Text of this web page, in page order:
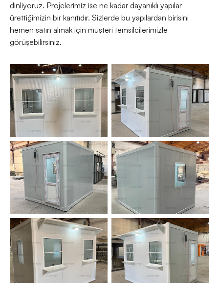
dinliyoruz. Projelerimiz ise ne kadar dayanıklı yapılar
ürettiğimizin bir kanıtıdır. Sizlerde bu yapılardan birisini
hemen satın almak için müşteri temsilcilerimizle
görüşebilirsiniz.